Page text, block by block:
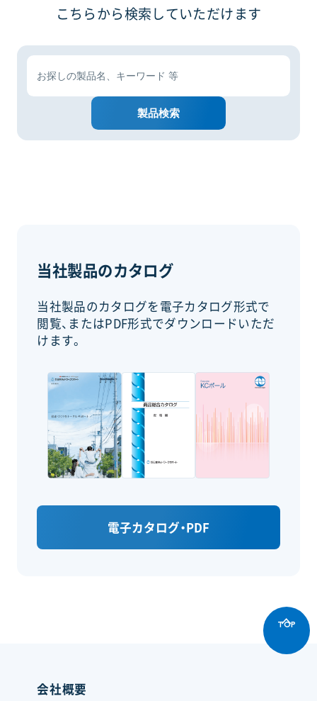
こちらから検索していただけます
製品検索
当社製品のカタログ
当社製品のカタログを電子カタログ形式で
閲覧、またはPDF形式でダウンロードいただ
けます。
電子カタログ・PDF
TOP
会社概要